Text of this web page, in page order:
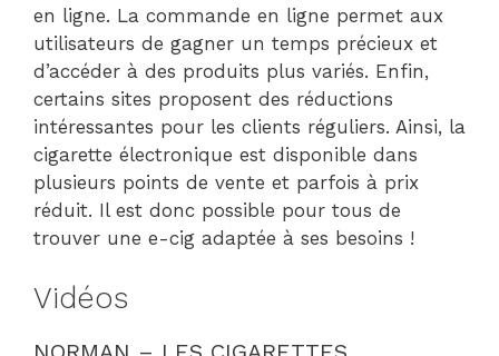
en ligne. La commande en ligne permet aux
utilisateurs de gagner un temps précieux et
d’accéder à des produits plus variés. Enfin,
certains sites proposent des réductions
intéressantes pour les clients réguliers. Ainsi, la
cigarette électronique est disponible dans
plusieurs points de vente et parfois à prix
réduit. Il est donc possible pour tous de
trouver une e-cig adaptée à ses besoins !
Vidéos